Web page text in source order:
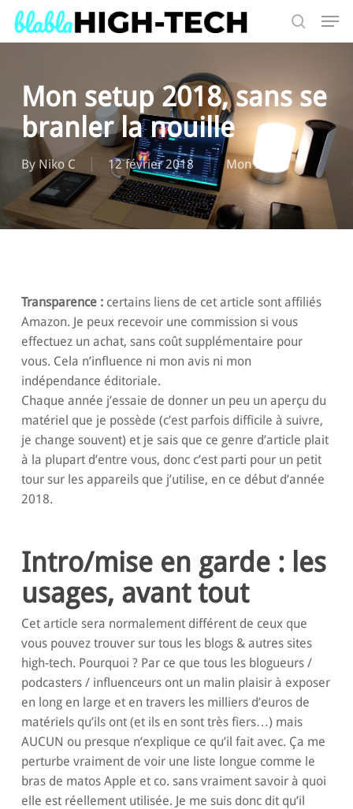
Skip
Mon setup 2018, sans se
branler la nouille
By Niko C 12 février 2018 Mon setup
Transparence :certains liens de cet article sont affiliés
Amazon. Je peux recevoir une commission si vous
effectuez un achat, sans coût supplémentaire pour
vous. Cela n’influence ni mon avis ni mon
indépendance éditoriale.
Chaque année j’essaie de donner un peu un aperçu du
matériel que je possède (c’est parfois difficile à suivre,
je change souvent) et je sais que ce genre d’article plait
à la plupart d’entre vous, donc c’est parti pour un petit
tour sur les appareils que j’utilise, en ce début d’année
2018.
Intro/mise en garde : les
usages, avant tout
Cet article sera normalement différent de ceux que
vous pouvez trouver sur tous les blogs & autres sites
high-tech. Pourquoi ? Par ce que tous les blogueurs /
podcasters / influenceurs ont un malin plaisir à exposer
en long en large et en travers les milliers d’euros de
matériels qu’ils ont (et ils en sont très fiers…) mais
AUCUN ou presque n’explique ce qu’il fait avec. Ça me
perturbe vraiment de voir une liste longue comme le
bras de matos Apple et co. sans vraiment savoir à quoi
elle est réellement utilisée. Je me suis donc dit qu’il